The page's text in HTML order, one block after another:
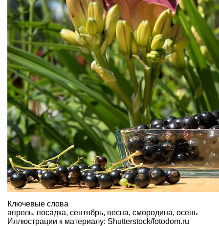
Ключевые слова
апрель, посадка, сентябрь, весна, смородина, осень
Иллюстрации к материалу: Shutterstock/fotodom.ru